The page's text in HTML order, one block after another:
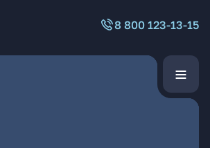
8 800 123-13-15